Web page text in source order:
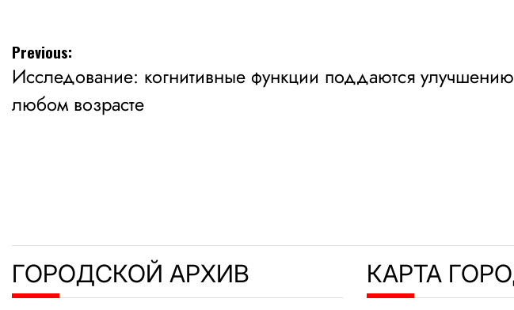
Навигация
по
записям
Previous:
Исследование: когнитивные функции поддаются
любом возрасте
ГОРОДСКОЙ АРХИВ КАРТА